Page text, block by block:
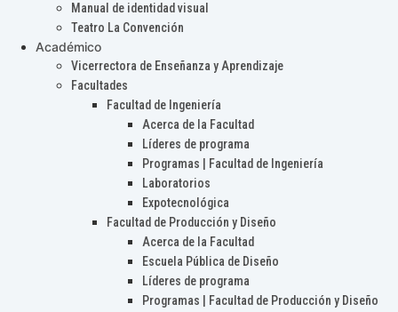
Manual de identidad visual
Teatro La Convención
Académico
Vicerrectora de Enseñanza y Aprendizaje
Facultades
Facultad de Ingeniería
Acerca de la Facultad
Líderes de programa
Programas | Facultad de Ingeniería
Laboratorios
Expotecnológica
Facultad de Producción y Diseño
Acerca de la Facultad
Escuela Pública de Diseño
Líderes de programa
Programas | Facultad de Producción y Diseño